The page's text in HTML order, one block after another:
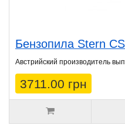
Бензопила Stern
Австрийский производитель
3711.00 грн